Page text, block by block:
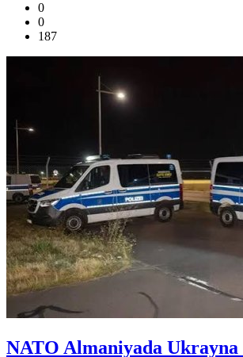
0
0
187
NATO Almaniyada